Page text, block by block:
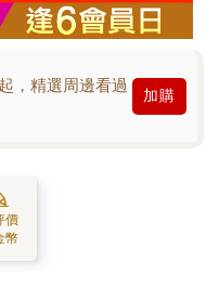
，精選周邊看過
加購
價
幣